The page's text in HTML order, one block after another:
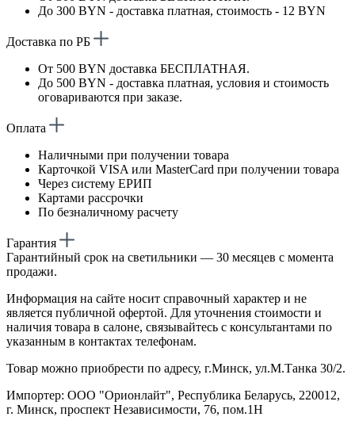
До 300 BYN - доставка платная, стоимость - 12 BYN
Доставка по РБ
От 500 BYN доставка БЕСПЛАТНАЯ.
До 500 BYN - доставка платная, условия и стоимость
оговариваются при заказе.
Оплата
Наличными при получении товара
Карточкой VISA или MasterCard при получении товара
Через систему ЕРИП
Картами рассрочки
По безналичному расчету
Гарантия
Гарантийный срок на светильники — 30 месяцев с момента
продажи.
Информация на сайте носит справочный характер и не
является публичной офертой. Для уточнения стоимости и
наличия товара в салоне, связывайтесь с консультантами по
указанным в контактах телефонам.
Товар можно приобрести по адресу, г.Минск, ул.М.Танка 30/2.
Импортер: ООО "Орионлайт", Республика Беларусь, 220012,
г. Минск, проспект Независимости, 76, пом.1Н